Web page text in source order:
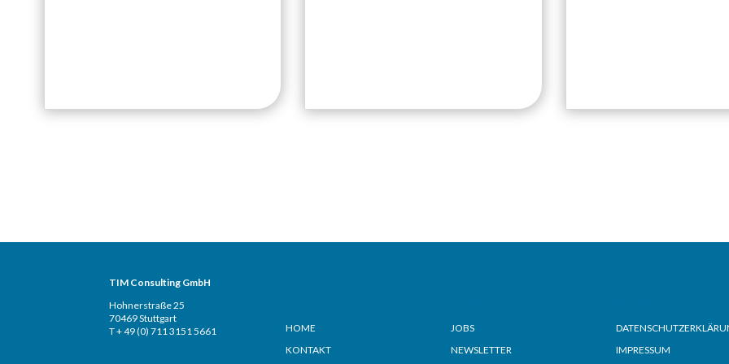
TIM Consulting GmbH
Hohnerstraße 25
70469 Stuttgart
T + 49 (0) 711 3151 5661
HOME
KONTAKT
JOBS
NEWSLETTER
IMPRESSUM